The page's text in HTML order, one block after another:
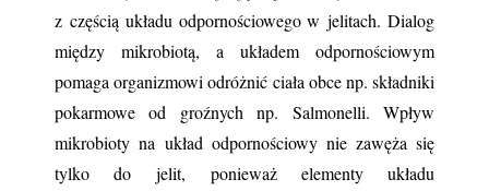
z częścią układu odpornościowego w jelitach. Dialog
między mikrobiotą, a układem odpornościowym
pomaga organizmowi odróżnić ciała obce np. składniki
pokarmowe od groźnych np. Salmonelli. Wpływ
mikrobioty na układ odpornościowy nie zawęża się
tylko do jelit, ponieważ elementy układu